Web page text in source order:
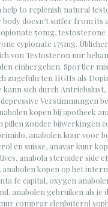
help to replenish natural
doesn’t suffer from its
50mg, testosterone
cypionate 175mg.
von Testosteron nur
einhergehen. Sportler
zugeführten HGHs als
sich durch
Verstimmungen
kopen bij apotheek
pillen zonder bijwerkingen
anabolen kuur voor
en suisse, anavar kuur
anabola steroider side
anabolen kopen op het
fe capital, oxygen
anabolen gebruiken als je
comprar clenbuterol